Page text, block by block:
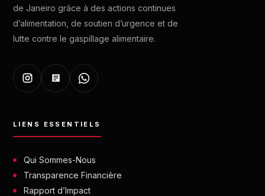
de Janeiro grâce à des actions continues
d’alimentation, de soutien d’urgence et de
lutte contre le gaspillage alimentaire.
LIENS ESSENTIELS
Qui Sommes-Nous
Transparence Financière
Rapport d’Impact